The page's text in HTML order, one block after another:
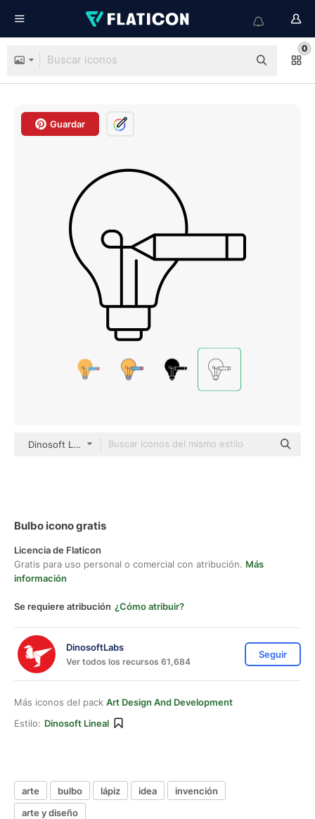
0
Guardar
Dinosoft Lineal
Bulbo icono gratis
Licencia de Flaticon
Gratis para uso personal o comercial con atribución. Más
información
Se requiere atribución ¿Cómo atribuir?
DinosoftLabs
Ver todos los recursos 61,684
Seguir
Más iconos del pack Art Design And Development
Estilo: Dinosoft Lineal
arte bulbo lápiz idea
invención
arte y diseño